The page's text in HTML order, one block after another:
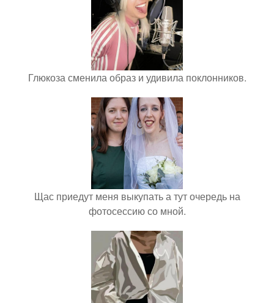
Глюкоза сменила образ и удивила поклонников.
Щас приедут меня выкупать а тут очередь на
фотосессию со мной.